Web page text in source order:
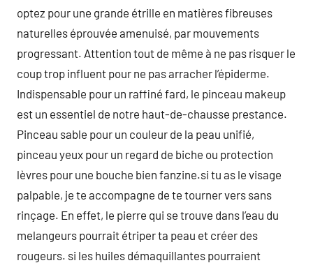
optez pour une grande étrille en matières fibreuses
naturelles éprouvée amenuisé, par mouvements
progressant. Attention tout de même à ne pas risquer le
coup trop influent pour ne pas arracher l’épiderme.
Indispensable pour un raffiné fard, le pinceau makeup
est un essentiel de notre haut-de-chausse prestance.
Pinceau sable pour un couleur de la peau unifié,
pinceau yeux pour un regard de biche ou protection
lèvres pour une bouche bien fanzine.si tu as le visage
palpable, je te accompagne de te tourner vers sans
rinçage. En effet, le pierre qui se trouve dans l’eau du
melangeurs pourrait étriper ta peau et créer des
rougeurs. si les huiles démaquillantes pourraient